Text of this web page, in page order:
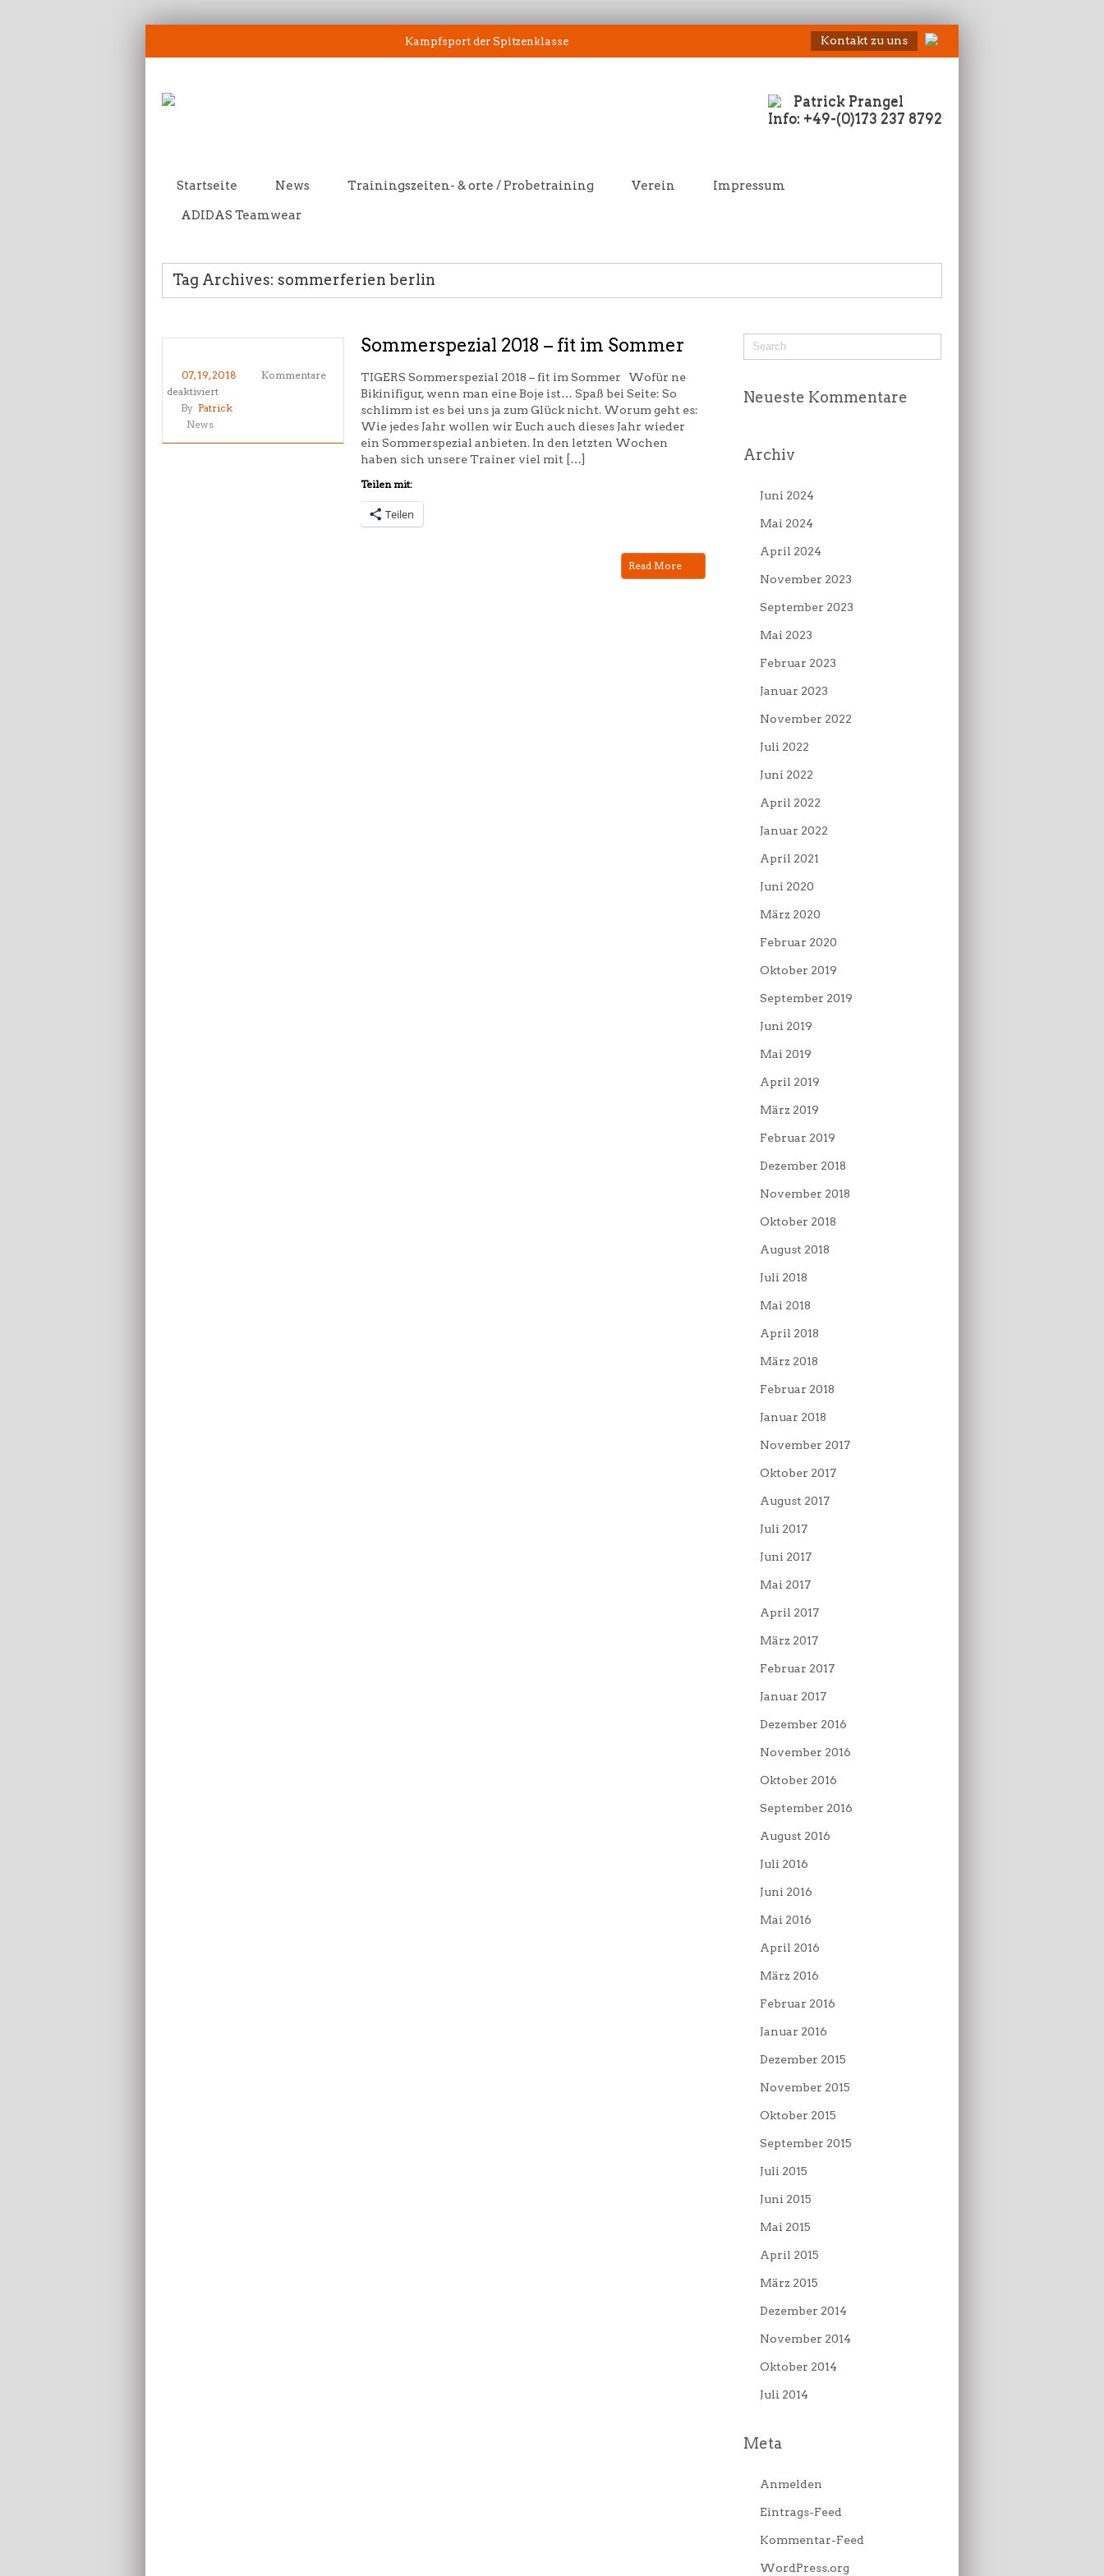
Kampfsport der Spitzenklasse Kontakt zu uns
Patrick Prangel
Info: +49-(0)173 237 8792
Startseite News Trainingszeiten- & orte / Probetraining Verein
Impressum
ADIDAS Teamwear
Tag Archives: sommerferien berlin
07, 19, 2018
Kommentare
deaktiviertfür
Sommerspezial
By Patrick
News
Sommerspezial 2018 – fit im Sommer
TIGERS Sommerspezial 2018 – fit im Sommer Wofür ne
Bikinifigur, wenn man eine Boje ist… Spaß bei Seite: So
schlimm ist es bei uns ja zum Glück nicht. Worum geht es:
Wie jedes Jahr wollen wir Euch auch dieses Jahr wieder
ein Sommerspezial anbieten. In den letzten Wochen
haben sich unsere Trainer viel mit […]
Teilen mit:
Teilen
Read More
Neueste Kommentare
Archiv
Juni 2024
Mai 2024
April 2024
November 2023
September 2023
Mai 2023
Februar 2023
Januar 2023
November 2022
Juli 2022
Juni 2022
April 2022
Januar 2022
April 2021
Juni 2020
März 2020
Februar 2020
Oktober 2019
September 2019
Juni 2019
Mai 2019
April 2019
März 2019
Februar 2019
Dezember 2018
November 2018
Oktober 2018
August 2018
Juli 2018
Mai 2018
April 2018
März 2018
Februar 2018
Januar 2018
November 2017
Oktober 2017
August 2017
Juli 2017
Juni 2017
Mai 2017
April 2017
März 2017
Februar 2017
Januar 2017
Dezember 2016
November 2016
Oktober 2016
September 2016
August 2016
Juli 2016
Juni 2016
Mai 2016
April 2016
März 2016
Februar 2016
Januar 2016
Dezember 2015
November 2015
Oktober 2015
September 2015
Juli 2015
Juni 2015
Mai 2015
April 2015
März 2015
Dezember 2014
November 2014
Oktober 2014
Juli 2014
Meta
Anmelden
Eintrags-Feed
Kommentar-Feed
WordPress.org